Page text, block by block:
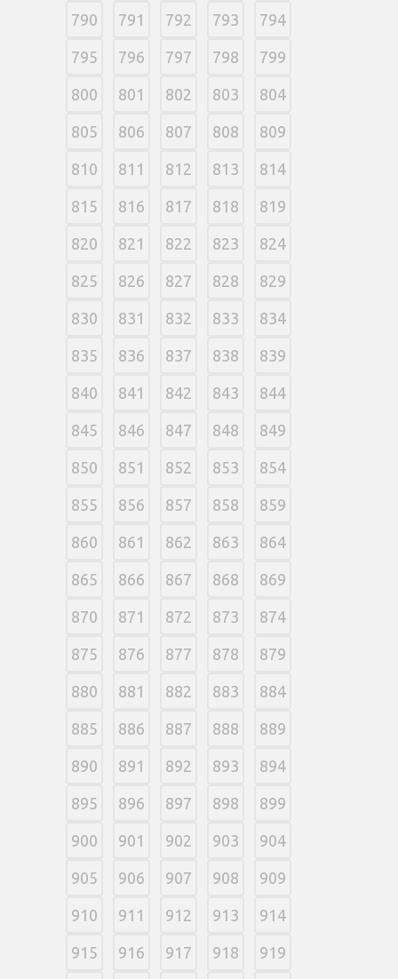
790 791 792 793 794
795 796 797 798 799
800 801 802 803 804
805 806 807 808 809
810 811 812 813 814
815 816 817 818 819
820 821 822 823 824
825 826 827 828 829
830 831 832 833 834
835 836 837 838 839
840 841 842 843 844
845 846 847 848 849
850 851 852 853 854
855 856 857 858 859
860 861 862 863 864
865 866 867 868 869
870 871 872 873 874
875 876 877 878 879
880 881 882 883 884
885 886 887 888 889
890 891 892 893 894
895 896 897 898 899
900 901 902 903 904
905 906 907 908 909
910 911 912 913 914
915 916 917 918 919